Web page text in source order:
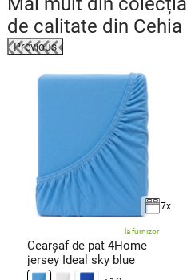
de calitate din Cehia
Previous
7x
la furnizor
Cearșaf de pat 4Home
jersey Ideal sky blue